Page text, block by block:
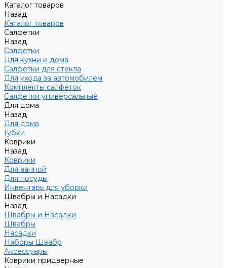
Каталог товаров
Назад
Каталог товаров
Салфетки
Назад
Салфетки
Для кухни и дома
Салфетки для стекла
Для ухода за автомобилем
Комплекты салфеток
Салфетки универсальные
Для дома
Назад
Для дома
Губки
Коврики
Назад
Коврики
Для ванной
Для посуды
Инвентарь для уборки
Швабры и Насадки
Назад
Швабры и Насадки
Швабры
Насадки
Наборы Швабр
Аксессуары
Коврики придверные